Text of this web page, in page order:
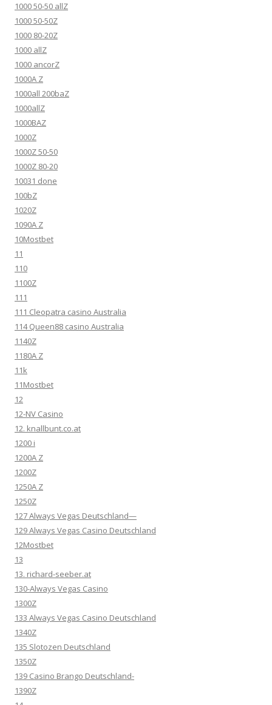
1000 50-50 allZ
1000 50-50Z
1000 80-20Z
1000 allZ
1000 ancorZ
1000A Z
1000all 200baZ
1000allZ
1000BAZ
1000Z
1000Z 50-50
1000Z 80-20
10031 done
100bZ
1020Z
1090A Z
10Mostbet
11
110
1100Z
111
111 Cleopatra casino Australia
114 Queen88 casino Australia
1140Z
1180A Z
11k
11Mostbet
12
12-NV Casino
12. knallbunt.co.at
1200 i
1200A Z
1200Z
1250A Z
1250Z
127 Always Vegas Deutschland—
129 Always Vegas Casino Deutschland
12Mostbet
13
13. richard-seeber.at
130-Always Vegas Casino
1300Z
133 Always Vegas Casino Deutschland
1340Z
135 Slotozen Deutschland
1350Z
139 Casino Brango Deutschland-
1390Z